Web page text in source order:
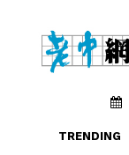
TRENDING